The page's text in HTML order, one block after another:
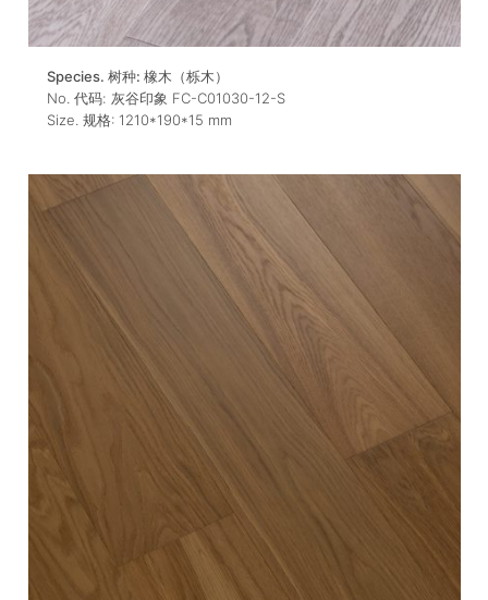
Species. 树种: 橡木（栎木）
No. 代码: 灰谷印象 FC-C01030-12-S
Size. 规格: 1210*190*15 mm